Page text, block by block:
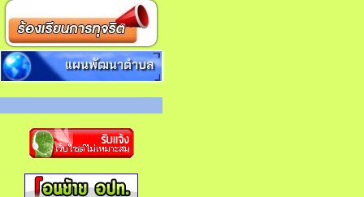
แผนพัฒนาตำบล